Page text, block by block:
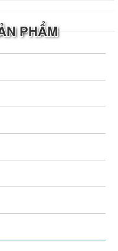
PHẨM